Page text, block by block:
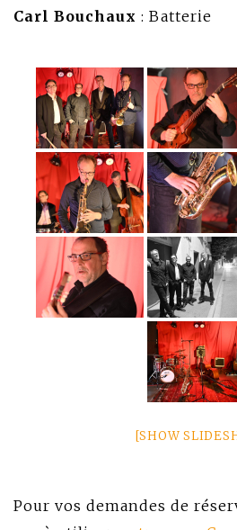
Carl Bouchaux : Batterie
[SHOW
Pour vos demandes de